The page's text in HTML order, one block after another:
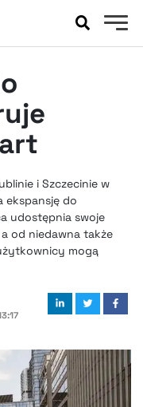
i Szczecinie w
ekspansję do
udostępnia swoje
od niedawna także
mogą